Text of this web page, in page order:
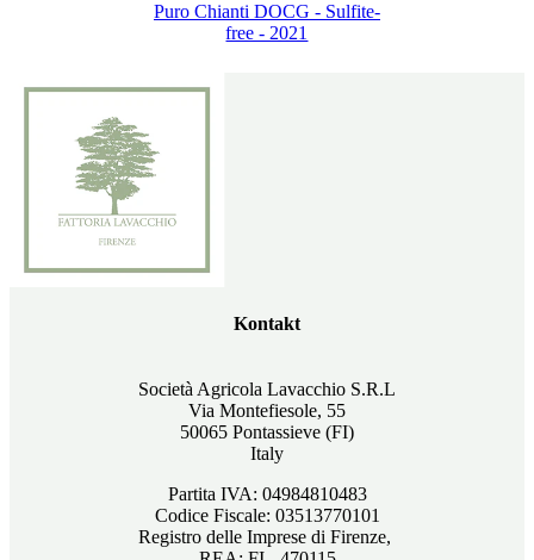
Puro Chianti DOCG - Sulfite-
free - 2021
Kontakt
Società Agricola Lavacchio S.R.L
Via Montefiesole, 55
50065 Pontassieve (FI)
Italy
Partita IVA: 04984810483
Codice Fiscale: 03513770101
Registro delle Imprese di Firenze,